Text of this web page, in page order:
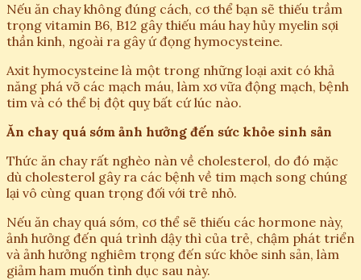
Nếu ăn chay không đúng cách, cơ thể bạn sẽ thiếu trầm
trọng vitamin B6, B12 gây thiếu máu hay hủy myelin sợi
thần kinh, ngoài ra gây ứ đọng hymocysteine.
Axit hymocysteine là một trong những loại axit có khả
năng phá vỡ các mạch máu, làm xơ vữa động mạch, bệnh
tim và có thể bị đột quỵ bất cứ lúc nào.
Ăn chay quá sớm ảnh hưởng đến sức khỏe sinh sản
Thức ăn chay rất nghèo nàn về cholesterol, do đó mặc
dù cholesterol gây ra các bệnh về tim mạch song chúng
lại vô cùng quan trọng đối với trẻ nhỏ.
Nếu ăn chay quá sớm, cơ thể sẽ thiếu các hormone này,
ảnh hưởng đến quá trình dậy thì của trẻ, chậm phát triển
và ảnh hưởng nghiêm trọng đến sức khỏe sinh sản, làm
giảm ham muốn tình dục sau này.